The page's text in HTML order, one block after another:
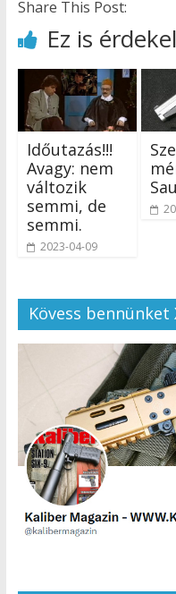
Share This Post:
Ez is
Időutazás!!!
Avagy: nem
változik
semmi, de
semmi.
2023-04-09
Kövess bennünket